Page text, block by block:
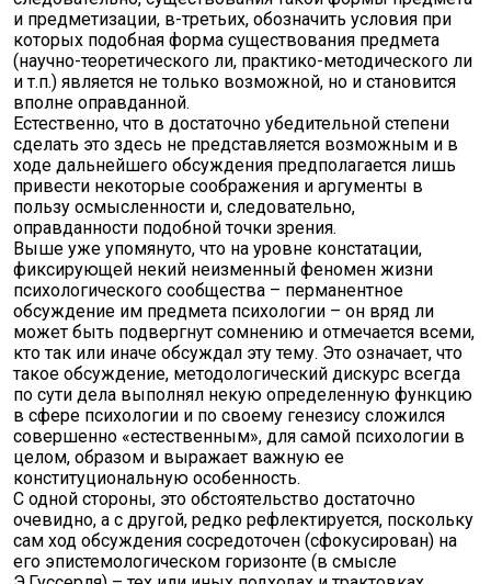
и предметизации, в-третьих, обозначить условия при
которых подобная форма существования предмета
(научно-теоретического ли, практико-методического ли
и т.п.) является не только возможной, но и становится
вполне оправданной.
Естественно, что в достаточно убедительной степени
сделать это здесь не представляется возможным и в
ходе дальнейшего обсуждения предполагается лишь
привести некоторые соображения и аргументы в
пользу осмысленности и, следовательно,
оправданности подобной точки зрения.
Выше уже упомянуто, что на уровне констатации,
фиксирующей некий неизменный феномен жизни
психологического сообщества – перманентное
обсуждение им предмета психологии – он вряд ли
может быть подвергнут сомнению и отмечается всеми,
кто так или иначе обсуждал эту тему. Это означает, что
такое обсуждение, методологический дискурс всегда
по сути дела выполнял некую определенную функцию
в сфере психологии и по своему генезису сложился
совершенно «естественным», для самой психологии в
целом, образом и выражает важную ее
конституциональную особенность.
С одной стороны, это обстоятельство достаточно
очевидно, а с другой, редко рефлектируется, поскольку
сам ход обсуждения сосредоточен (сфокусирован) на
его эпистемологическом горизонте (в смысле